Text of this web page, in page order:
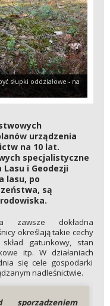
słupki oddziałowe - na
urządzenia
na 10 lat.
specjalistyczne
i Geodezji
lasu, po
są
zawsze dokładna
określają takie cechy
gatunkowy, stan
itp. W działaniach
się cele gospodarki
nadleśnictwie.
sporządzeniem